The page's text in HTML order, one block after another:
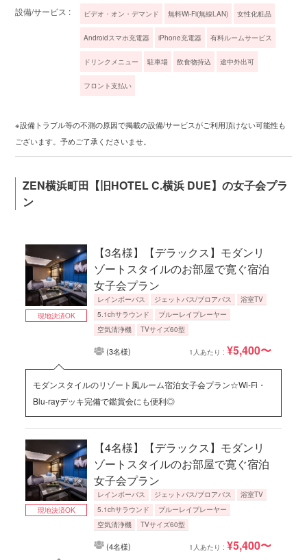
設備/サービス : ビデオ・オン・デマンド 無料Wi-Fi(無線LAN) 女性化粧品
Androidスマホ充電器 iPhone充電器 有料ルームサービス
ドリンクメニュー 駐車場 飲食物持込 途中外出可
フロント支払い
※設備トラブル等の不測の原因で掲載の設備/サービスがご利用頂けない可能性も
ございます。予めご了承くださいませ。
ZEN横浜町田【旧HOTEL C.横浜 DUE】の女子会プラ
ン
【3名様】【デラックス】モダンリ
ゾートスタイルのお部屋で寛ぐ宿泊
女子会プラン
レインボーバス ジェットバス/ブロアバス
浴室TV
5.1chサラウンド
ブルーレイプレーヤー
空気清浄機
TVサイズ60型
(3名様) 1人あたり : ¥5,400〜
現地決済OK
モダンスタイルのリゾート風ルーム宿泊女子会プラン☆Wi-Fi・
Blu-rayデッキ完備で鑑賞会にも便利◎
【4名様】【デラックス】モダンリ
ゾートスタイルのお部屋で寛ぐ宿泊
女子会プラン
レインボーバス ジェットバス/ブロアバス
浴室TV
5.1chサラウンド
ブルーレイプレーヤー
空気清浄機
TVサイズ60型
(4名様) 1人あたり : ¥5,400〜
現地決済OK